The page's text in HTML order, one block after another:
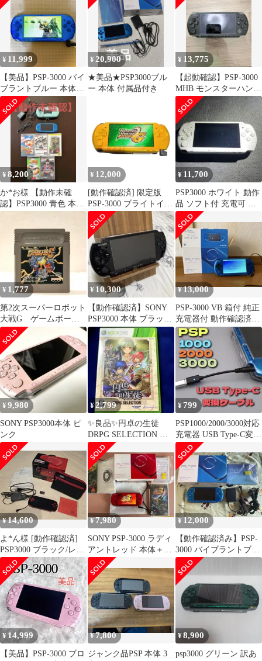
¥ 11,999
【美品】PSP-3000 バイ
ブラントブルー 本体＋
純正ポーチ
¥ 20,900
★美品★PSP3000ブル
ー 本体 付属品付き
¥ 13,775
【起動確認】PSP-3000
MHB モンスターハンタ
ーポータブル3rd 限定
版
¥8,200
か*お様 【動作未確
認】PSP3000 青色 本体
+ ゲームソフトセット
¥ 12,000
[動作確認済] 限定版
PSP-3000 ブライトイエ
ロー i11800
¥ 11,700
PSP3000 ホワイト 動作
品 ソフト付 充電可 本
体セット
¥ 1,777
第2次スーパーロボット
大戦G ゲームボー
イ 第ニ次 動作確認
済み
¥ 10,300
【動作確認済】SONY
PSP3000 本体 ブラック
付属品付き
¥13,000
PSP-3000 VB 箱付 純正
充電器付 動作確認済
バッテリー無
¥9,980
SONY PSP3000本体 ピ
ンク
¥2,799
✨良品✨円卓の生徒
DRPG SELECTION ハ
ガキ付き！
¥ 799
PSP1000/2000/3000対応
充電器 USB Type-C変換
ケーブル
¥14,600
よ*ん様 [動作確認済]
PSP3000 ブラック/レッ
ド バリューパック 箱•
¥7,980
SONY PSP-3000 ラディ
アントレッド 本体＋箱
説明書＋ソフト2本
¥12,000
【動作確認済み】PSP-
3000 バイブラントブル
ー 本体 箱・純正充電器
付き
¥ 14,999
【美品】PSP-3000 ブロ
¥7,800
ジャンク品PSP 本体 3
¥8,900
psp3000 グリーン 訳あ